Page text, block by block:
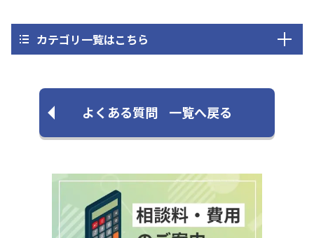
カテゴリ一覧はこちら
よくある質問 一覧へ戻る